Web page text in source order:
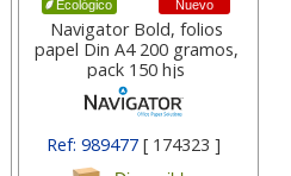
Ecológico Nuevo
Navigator Bold, folios
papel Din A4 200 gramos,
pack 150 hjs
Ref: 989477 [ 174323 ]